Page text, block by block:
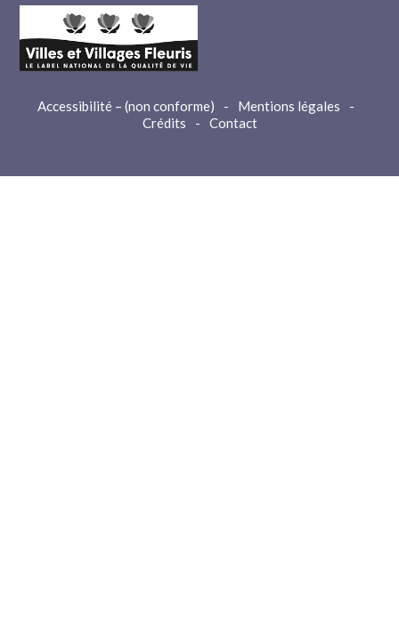
Accessibilité – (non conforme) - Mentions légales
-
Crédits
- Contact